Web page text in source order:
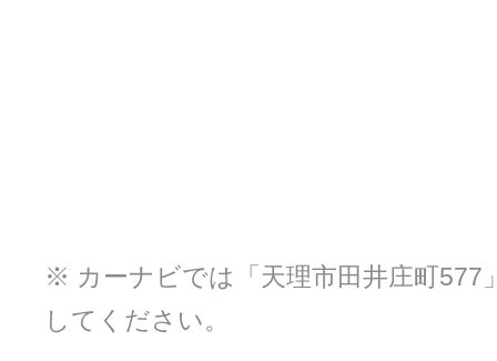
※ カーナビでは「天理市田井庄町577
してください。